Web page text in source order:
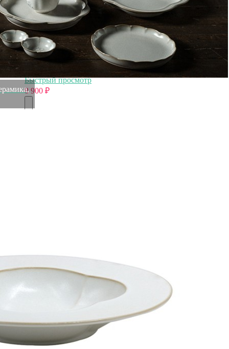
Нож для рыбы GO.09BLEGB, нержавеющая сталь 18/10,
композитный материал, blue/gold, CUTIPOL
Быстрый просмотр
8 900 ₽
Тарелка LKER034AV003260, 26 см, фарфор, beige, LE
8 900₽